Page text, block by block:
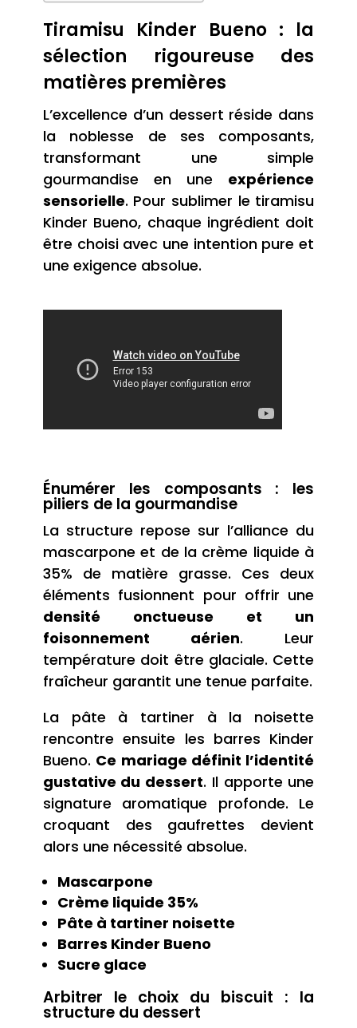
Tiramisu Kinder Bueno : la
sélection rigoureuse des
matières premières
L’excellence d’un dessert réside dans
la noblesse de ses composants,
transformant une simple
gourmandise en une expérience
sensorielle. Pour sublimer le tiramisu
Kinder Bueno, chaque ingrédient doit
être choisi avec une intention pure et
une exigence absolue.
Énumérer les composants : les
piliers de la gourmandise
La structure repose sur l’alliance du
mascarpone et de la crème liquide à
35% de matière grasse. Ces deux
éléments fusionnent pour offrir une
densité onctueuse et un
foisonnement aérien. Leur
température doit être glaciale. Cette
fraîcheur garantit une tenue parfaite.
La pâte à tartiner à la noisette
rencontre ensuite les barres Kinder
Bueno. Ce mariage définit l’identité
gustative du dessert. Il apporte une
signature aromatique profonde. Le
croquant des gaufrettes devient
alors une nécessité absolue.
Mascarpone
Crème liquide 35%
Pâte à tartiner noisette
Barres Kinder Bueno
Sucre glace
Arbitrer le choix du biscuit : la
structure du dessert